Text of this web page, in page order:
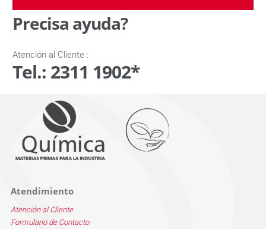
Precisa ayuda?
Atención al Cliente :
Tel.: 2311 1902*
Atendimiento
Atención al Cliente
Formulario de Contacto